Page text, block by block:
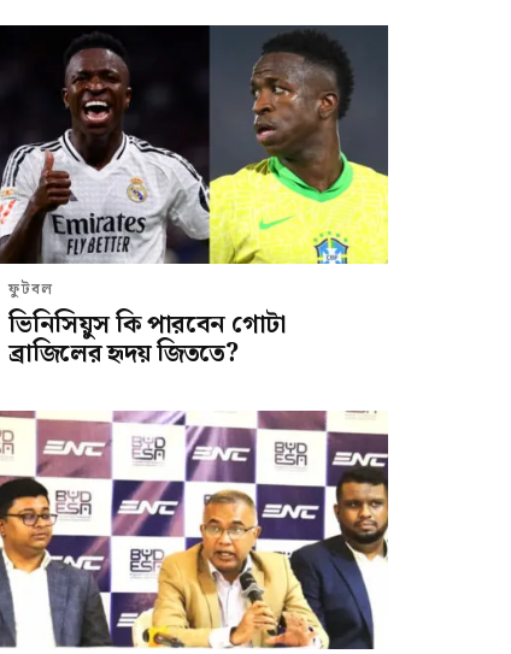
ফুটবল
ভিনিসিয়ুস কি পারবেন গোটা
ব্রাজিলের হৃদয় জিততে?